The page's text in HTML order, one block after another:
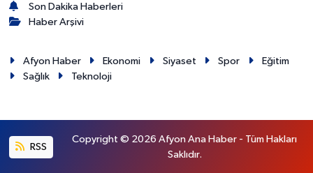
Son Dakika Haberleri
Haber Arşivi
Afyon Haber Ekonomi Siyaset Spor
Eğitim
Sağlık
Teknoloji
RSS
Copyright © 2026 Afyon Ana Haber - Tüm Hakları
Saklıdır.